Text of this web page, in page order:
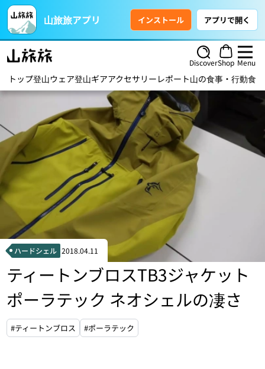
山旅旅アプリ インストール アプリで開く
DiscoverShop Menu
トップ登山ウェア登山ギアアクセサリー レポート山の食事・行動食
ハードシェル 2018.04.11
ティートンブロスTB3ジャケット
ポーラテック ネオシェルの凄さ
#ティートンブロス #ポーラテック